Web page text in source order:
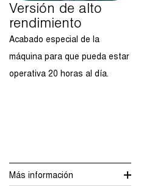
Versión de alto
rendimiento
Acabado especial de la
máquina para que pueda estar
operativa 20 horas al día.
Más información